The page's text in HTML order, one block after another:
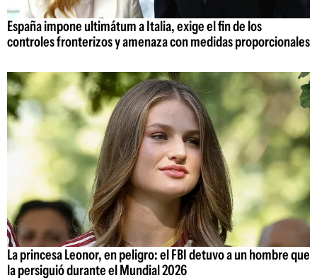
España impone ultimátum a Italia, exige el fin de los
controles fronterizos y amenaza con medidas proporcionales
La princesa Leonor, en peligro: el FBI detuvo a un hombre que
la persiguió durante el Mundial 2026